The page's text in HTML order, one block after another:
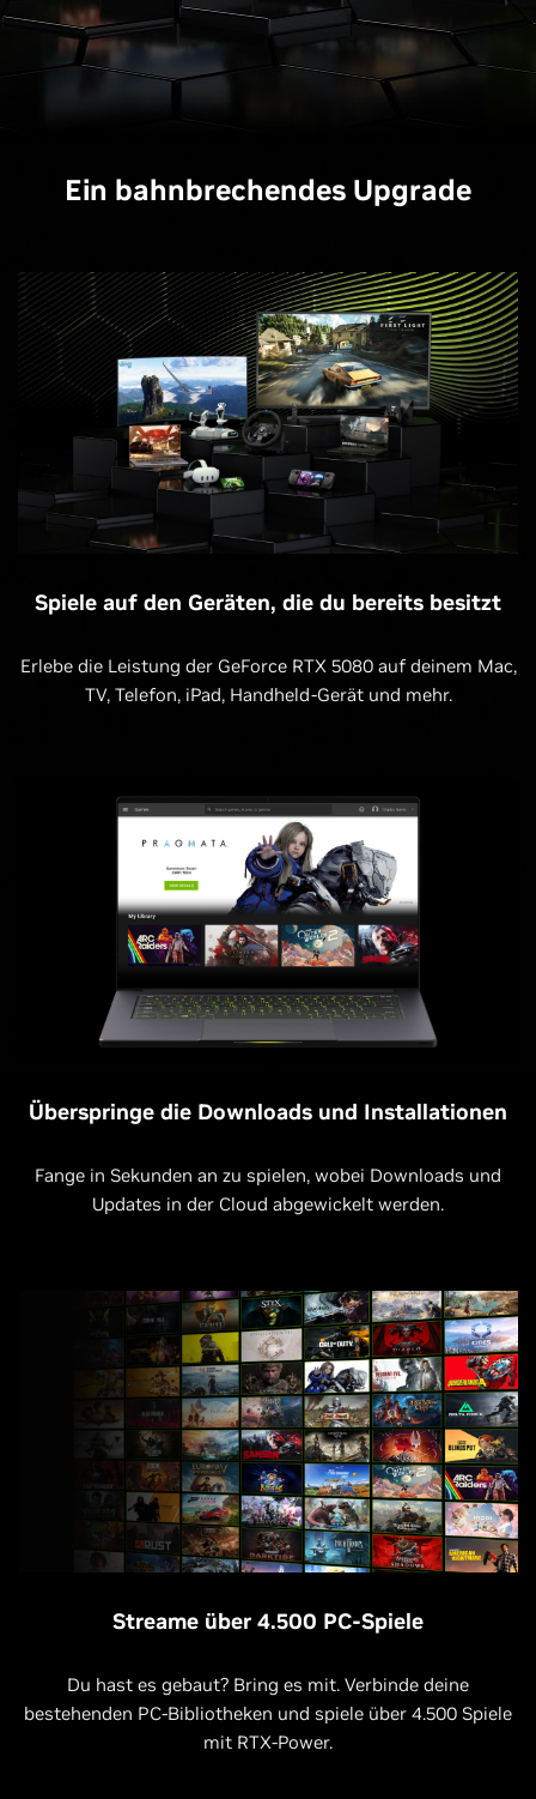
Ein bahnbrechendes Upgrade
Spiele auf den Geräten, die du bereits besitzt
Erlebe die Leistung der GeForce RTX 5080 auf deinem Mac,
TV, Telefon, iPad, Handheld-Gerät und mehr.
Überspringe die Downloads und Installationen
Fange in Sekunden an zu spielen, wobei Downloads und
Updates in der Cloud abgewickelt werden.
Streame über 4.500 PC-Spiele
Du hast es gebaut? Bring es mit. Verbinde deine
bestehenden PC-Bibliotheken und spiele über 4.500 Spiele
mit RTX-Power.